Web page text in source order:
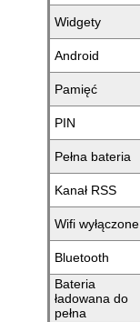
Widgety
Android
Pamięć
PIN
Pełna bateria
Kanał RSS
Wifi wyłączone
Bluetooth
Bateria
ładowana do
pełna